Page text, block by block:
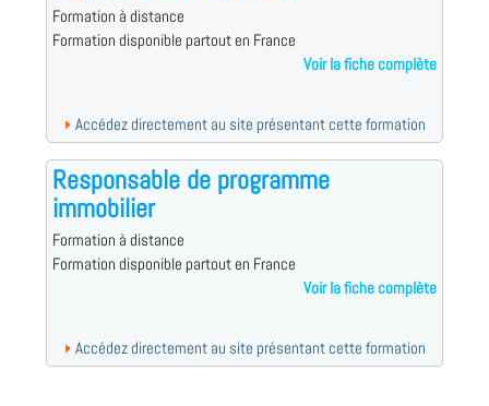
Formation à distance
Formation disponible partout en France
Voir la fiche complète
Accédez directement au site présentant cette formation
Responsable de programme
immobilier
Formation à distance
Formation disponible partout en France
Voir la fiche complète
Accédez directement au site présentant cette formation